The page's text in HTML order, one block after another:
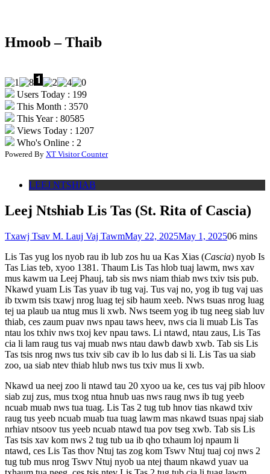
Hmoob – Thaib
Users Today : 199
This Month : 3570
This Year : 80585
Views Today : 1207
Who's Online : 2
Powered By XT Visitor Counter
LEEJ NTSHIAB
Leej Ntshiab Lis Tas (St. Rita of Cascia)
Txawj Tsav M. Lauj Vaj TawmMay 22, 2025May 1, 202506 mins
Lis Tas yug los nyob rau ib lub zos hu ua Kas Xias (Cascia) nyob Is
Tas Lias teb, xyoo 1381. Thaum Lis Tas hlob tuaj lawm, nws xav
mus kawm ua Leej Phauj, tab sis nws niam thiab nws txiv tsis pub.
Nkawd yuam Lis Tas yuav ib tug vaj. Tus vaj no, yog ib tug vaj uas
ib txwm tsis txawj nrog luag tej sib haum xeeb. Nws tsuas nrog luag
tej ua plaub ua ntug mus li xwb. Nws tseem yog ib tug neeg siab luv
thiab, ces zaum puav nws npau taws heev, nws cia li muab Lis Tas
ntau los txhiv nws txoj kev npau taws. Li ntawd, ntau zaus, Lis Tas
cia li lam raug tus vaj muab nws ntau dawb dawb xwb. Tab sis Lis
Tas tsis nrog nws tus txiv sib cav ib lo lus dab si li. Lis Tas ua siab
zoo, ua siab ntev thiab hlub nws tus txiv mus li xwb.
Nkawd ua neej zoo li ntawd tau 20 xyoo ua ke, ces tus vaj pib hloov
siab zuj zus, mus txog ntua hnub uas nws raug nws ib tug yeeb
ncuab muab nws tua tuag. Lis Tas 2 tug tub hnov tias nkawd txiv
raug tus yeeb ncuab muab tua tuag lawm mas nkawd tsuas npaj siab
nrhiav ntsoov tus yeeb ncuab ntawd tua pov tseg xwb. Tab sis Lis
Tas tsis xav kom nws 2 tug tub ua ib qho txhaum loj npaum li
ntawd, ces Lis Tas thov Ntuj tas zog kom Tswv Ntuj tuaj coj nws 2
tug tub mus nrog Tswv Ntuj nyob ua ntej thaum nkawd yuav ua